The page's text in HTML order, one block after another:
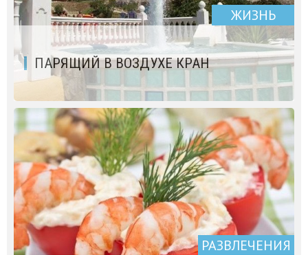
ЖИЗНЬ
ПАРЯЩИЙ В ВОЗДУХЕ КРАН
РАЗВЛЕЧЕНИЯ